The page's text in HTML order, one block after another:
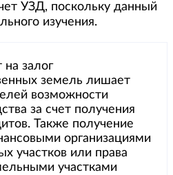
УЗД, поскольку данный
изучения.
залог
земель лишает
возможности
за счет получения
Также получение
организациями
участков или права
участками